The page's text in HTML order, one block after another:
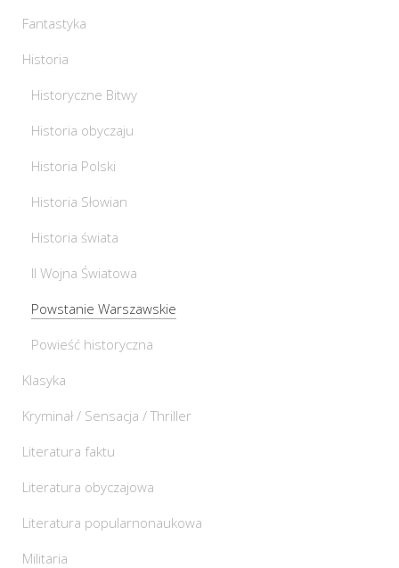
Fantastyka
Historia
Historyczne Bitwy
Historia obyczaju
Historia Polski
Historia Słowian
Historia świata
II Wojna Światowa
Powstanie Warszawskie
Powieść historyczna
Klasyka
Kryminał / Sensacja / Thriller
Literatura faktu
Literatura obyczajowa
Literatura popularnonaukowa
Militaria